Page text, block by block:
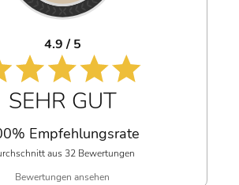
4.9 / 5
SEHR GUT
Empfehlungsrate
aus 32 Bewertungen
Bewertungen ansehen